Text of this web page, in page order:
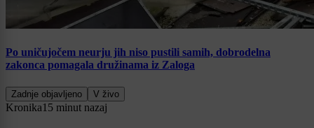
Po uničujočem neurju jih niso pustili samih, dobrodelna
zakonca pomagala družinama iz Zaloga
Zadnje objavljeno V živo
Kronika15 minut nazaj